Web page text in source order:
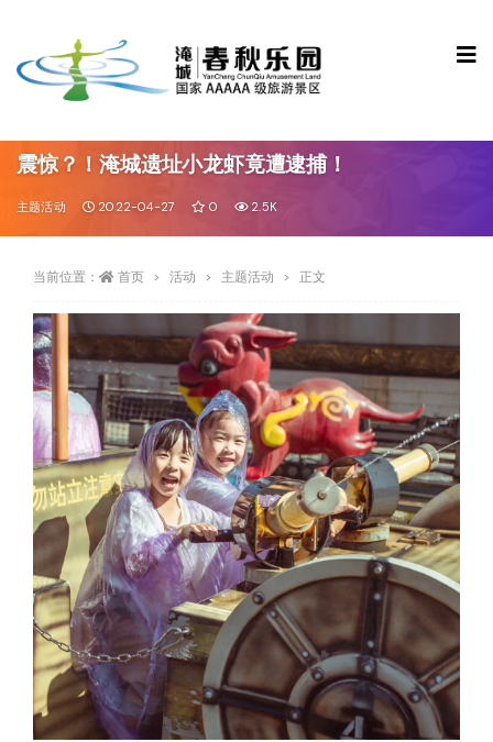
震惊？！淹城遗址小龙虾竟遭逮捕！
主题活动 2022-04-27 0 2.5K
当前位置： 首页 活动 主题活动 正文